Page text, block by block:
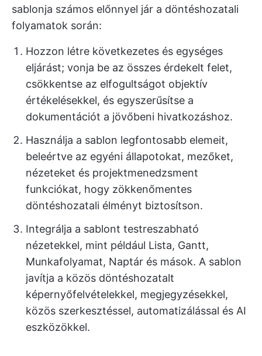
sablonja számos előnnyel jár a döntéshozatali
folyamatok során:
Hozzon létre következetes és egységes
eljárást; vonja be az összes érdekelt felet,
csökkentse az elfogultságot objektív
értékelésekkel, és egyszerűsítse a
dokumentációt a jövőbeni hivatkozáshoz.
Használja a sablon legfontosabb elemeit,
beleértve az egyéni állapotokat, mezőket,
nézeteket és projektmenedzsment
funkciókat, hogy zökkenőmentes
döntéshozatali élményt biztosítson.
Integrálja a sablont testreszabható
nézetekkel, mint például Lista, Gantt,
Munkafolyamat, Naptár és mások. A sablon
javítja a közös döntéshozatalt
képernyőfelvételekkel, megjegyzésekkel,
közös szerkesztéssel, automatizálással és AI
eszközökkel.